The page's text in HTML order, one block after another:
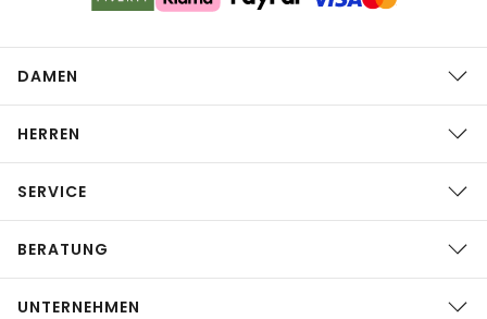
DAMEN
HERREN
SERVICE
BERATUNG
UNTERNEHMEN